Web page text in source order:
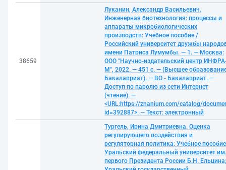
38659
Луканин, Александр Васильевич.
Инженерная биотехнология: процессы и
аппараты микробиологических
производств: Учебное пособие /
Российский университет дружбы
имени Патриса Лумумбы. — 1. — Москва:
ООО "Научно-издательский центр
М", 2022. — 451 с. — (Высшее
Бакалавриат). — ВО - Бакалавриат. —
Доступ по паролю из сети Интернет
(чтение). —
<URL:https://znanium.com/catalog/
id=392887>. — Текст: электронный
Тургель, Ирина Дмитриевна. Оценка
регулирующего воздействия и
регуляторная политика: Учебное
Уральский федеральный университет им.
первого Президента России Б.Н. Ельцина;